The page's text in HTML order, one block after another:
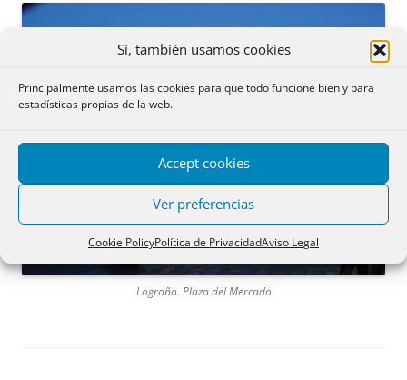
Sí, también usamos cookies
Principalmente usamos las cookies para que todo funcione bien y para
estadísticas propias de la web.
Accept cookies
Ver preferencias
Cookie PolicyPolítica de PrivacidadAviso Legal
Logroño. Plaza del Mercado